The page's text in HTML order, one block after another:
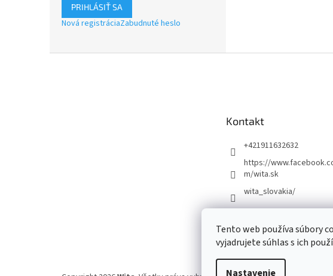
Tento web používa súbory
vyjadrujete súhlas s ich
Nastavenie
PRIHLÁSIŤ SA
Nová registráciaZabudnuté heslo
Kontakt
+421911632632
https://
m/wita.sk
wita_slovakia/